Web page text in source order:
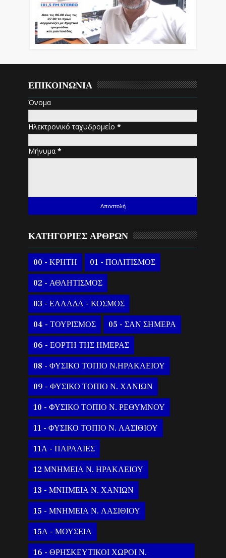
ΕΠΙΚΟΙΝΩΝΙΑ
Όνομα
Ηλεκτρονικό ταχυδρομείο*
Μήνυμα*
ΚΑΤΗΓΟΡΙΕΣ ΑΡΘΡΩΝ
00 - ΚΡΗΤΗ 01 - ΠΟΛΙΤΙΣΜΟΣ
02 - ΑΘΛΗΤΙΣΜΟΣ
03 - ΕΛΛΑΔΑ - ΚΟΣΜΟΣ
04 - ΤΟΥΡΙΣΜΟΣ 05 - ΣΑΝ ΣΗΜΕΡΑ
06 - ΕΟΡΤΗ ΤΗΣ ΗΜΕΡΑΣ
08 - ΦΥΣΙΚΟ ΤΟΠΙΟ Ν.ΗΡΑΚΛΕΙΟΥ
09 - ΦΥΣΙΚΟ ΤΟΠΙΟ Ν. ΧΑΝΙΩΝ
10 - ΦΥΣΙΚΟ ΤΟΠΙΟ Ν. ΡΕΘΥΜΝΟΥ
11 - ΦΥΣΙΚΟ ΤΟΠΙΟ Ν. ΛΑΣΙΘΙΟΥ
11Α - ΠΑΡΑΛΙΕΣ
12 ΜΝΗΜΕΙΑ Ν. ΗΡΑΚΛΕΙΟΥ
13 - ΜΝΗΜΕΙΑ Ν. ΧΑΝΙΩΝ
15 - ΜΝΗΜΕΙΑ Ν. ΛΑΣΙΘΙΟΥ
15Α - ΜΟΥΣΕΙΑ
16 - ΘΡΗΣΚΕΥΤΙΚΟΙ ΧΩΡΟΙ Ν.